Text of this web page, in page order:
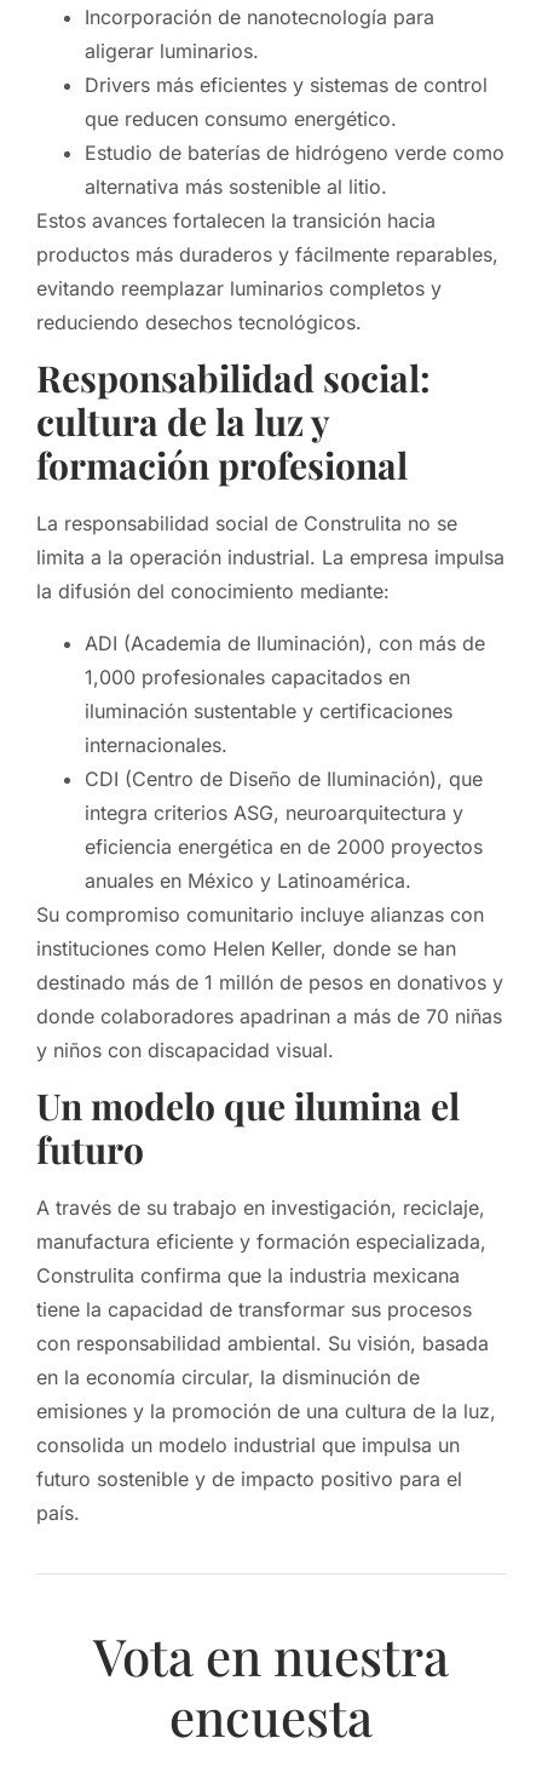
Incorporación de nanotecnología para
aligerar luminarios.
Drivers más eficientes y sistemas de control
que reducen consumo energético.
Estudio de baterías de hidrógeno verde como
alternativa más sostenible al litio.
Estos avances fortalecen la transición hacia
productos más duraderos y fácilmente reparables,
evitando reemplazar luminarios completos y
reduciendo desechos tecnológicos.
Responsabilidad social:
cultura de la luz y
formación profesional
La responsabilidad social de Construlita no se
limita a la operación industrial. La empresa impulsa
la difusión del conocimiento mediante:
ADI (Academia de Iluminación), con más de
1,000 profesionales capacitados en
iluminación sustentable y certificaciones
internacionales.
CDI (Centro de Diseño de Iluminación), que
integra criterios ASG, neuroarquitectura y
eficiencia energética en de 2000 proyectos
anuales en México y Latinoamérica.
Su compromiso comunitario incluye alianzas con
instituciones como Helen Keller, donde se han
destinado más de 1 millón de pesos en donativos y
donde colaboradores apadrinan a más de 70 niñas
y niños con discapacidad visual.
Un modelo que ilumina el
futuro
A través de su trabajo en investigación, reciclaje,
manufactura eficiente y formación especializada,
Construlita confirma que la industria mexicana
tiene la capacidad de transformar sus procesos
con responsabilidad ambiental. Su visión, basada
en la economía circular, la disminución de
emisiones y la promoción de una cultura de la luz,
consolida un modelo industrial que impulsa un
futuro sostenible y de impacto positivo para el
país.
Vota en nuestra
encuesta